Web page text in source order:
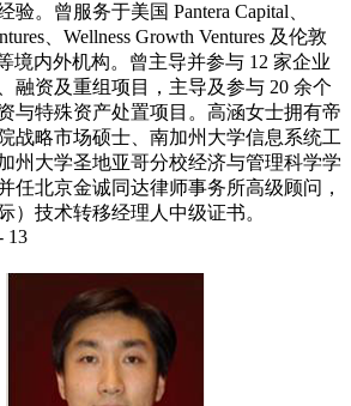
验。曾服务于美国 Pantera Capital、
、Wellness Growth Ventures 及伦敦
境内外机构。曾主导并参与 12 家企业
融资及重组项目，主导及参与 20 余个
与特殊资产处置项目。高涵女士拥有帝
战略市场硕士、南加州大学信息系统工
州大学圣地亚哥分校经济与管理科学学
任北京金诚同达律师事务所高级顾问，
）技术转移经理人中级证书。
13